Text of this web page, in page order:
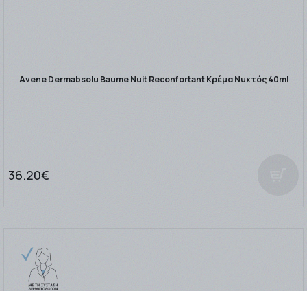
Avene Dermabsolu Baume Nuit Reconfortant Κρέμα Νυχτός 40ml
36.20€